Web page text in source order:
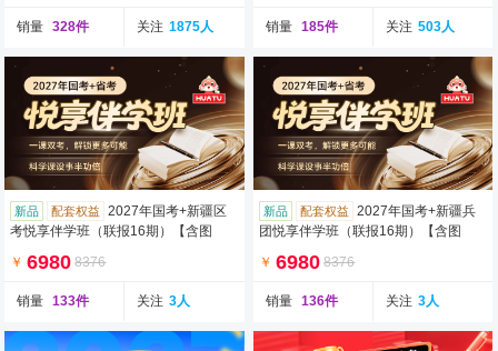
销量 328件 关注 1875人 销量 185件 关注 503人
新品 配套权益
2027年国考+新疆区
考悦享伴学班（联报16期）【含图
￥ 6980 8376
销量 133件 关注 3人
新品 配套权益
2027年国考+新疆兵
团悦享伴学班（联报16期）【含图
￥ 6980 8376
销量 136件 关注 3人